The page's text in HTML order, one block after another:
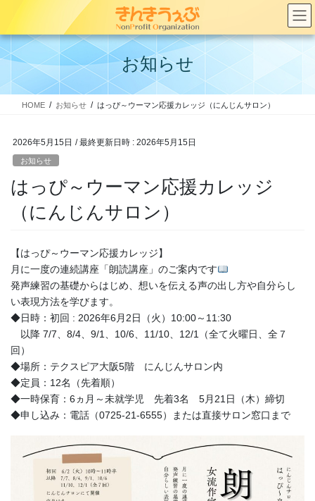
テ
ン
へ
ス
ゲ
ー
ョ
ン
お知らせ
HOME お知らせ はっぴ～ウーマン応援カレッジ（にんじんサロン）
2026年5月15日 / 最終更新日時 : 2026年5月15日
お知らせ
はっぴ～ウーマン応援カレッジ
（にんじんサロン）
【はっぴ～ウーマン応援カレッジ】
月に一度の連続講座「朗読講座」のご案内です
発声練習の基礎からはじめ、想いを伝える声の出し方や自分らし
い表現方法を学びます。
◆日時：初回 : 2026年6月2日（火）10:00～11:30
以降 7/7、8/4、9/1、10/6、11/10、12/1（全て火曜日、全７
回）
◆場所：テクスピア大阪5階 にんじんサロン内
◆定員：12名（先着順）
◆一時保育：6ヵ月～未就学児 先着3名 5月21日（木）締切
◆申し込み：電話（0725-21-6555）または直接サロン窓口まで